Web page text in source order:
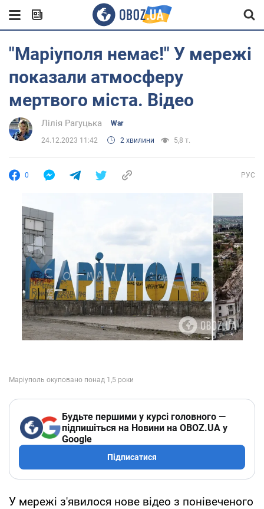
"Маріуполя немає!" У мережі
показали атмосферу
мертвого міста. Відео
Лілія Рагуцька War
24.12.2023 11:42 2 хвилини 5,8 т.
0 РУС
Будьте першими у курсі головного —
підпишіться на Новини на OBOZ.UA у
Google
Підписатися
У мережі з'явилося нове відео з понівеченого